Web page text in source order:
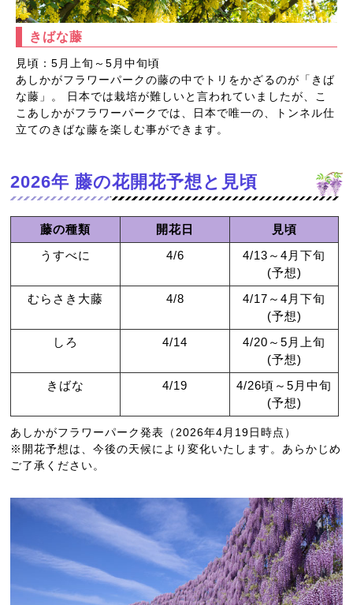
きばな藤
見頃：5月上旬～5月中旬頃
あしかがフラワーパークの藤の中でトリをかざるのが「きば
な藤」。 日本では栽培が難しいと言われていましたが、こ
こあしかがフラワーパークでは、日本で唯一の、トンネル仕
立てのきばな藤を楽しむ事ができます。
2026年 藤の花開花予想と見頃
藤の種類 開花日
見頃
うすべに
4/6
4/13～4月下旬
(予想)
むらさき大藤
4/8
4/17～4月下旬
(予想)
しろ
4/14
4/20～5月上旬
(予想)
きばな
4/19
4/26頃～5月中旬
(予想)
あしかがフラワーパーク発表（2026年4月19日時点）
※開花予想は、今後の天候により変化いたします。あらかじめ
ご了承ください。